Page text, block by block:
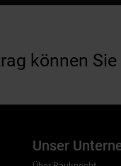
können
Unser